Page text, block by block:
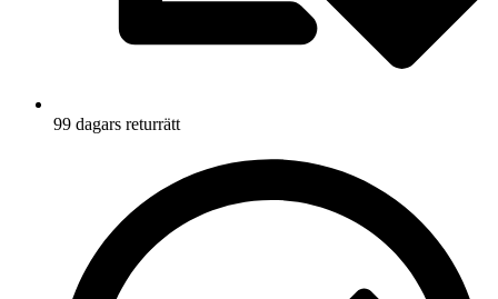
99 dagars returrätt